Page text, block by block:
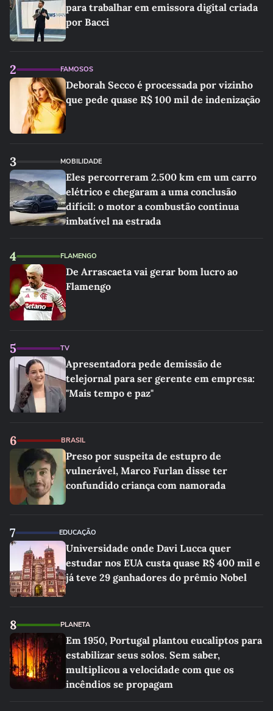
para trabalhar em emissora digital criada
por Bacci
2 FAMOSOS
Deborah Secco é processada por vizinho
que pede quase R$ 100 mil de indenização
3 MOBILIDADE
Eles percorreram 2.500 km em um carro
elétrico e chegaram a uma conclusão
difícil: o motor a combustão continua
imbatível na estrada
4 FLAMENGO
De Arrascaeta vai gerar bom lucro ao
Flamengo
5 TV
Apresentadora pede demissão de
telejornal para ser gerente em empresa:
"Mais tempo e paz"
6 BRASIL
Preso por suspeita de estupro de
vulnerável, Marco Furlan disse ter
confundido criança com namorada
7 EDUCAÇÃO
Universidade onde Davi Lucca quer
estudar nos EUA custa quase R$ 400 mil e
já teve 29 ganhadores do prêmio Nobel
8 PLANETA
Em 1950, Portugal plantou eucaliptos para
estabilizar seus solos. Sem saber,
multiplicou a velocidade com que os
incêndios se propagam